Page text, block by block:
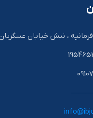
، نبش خیابان